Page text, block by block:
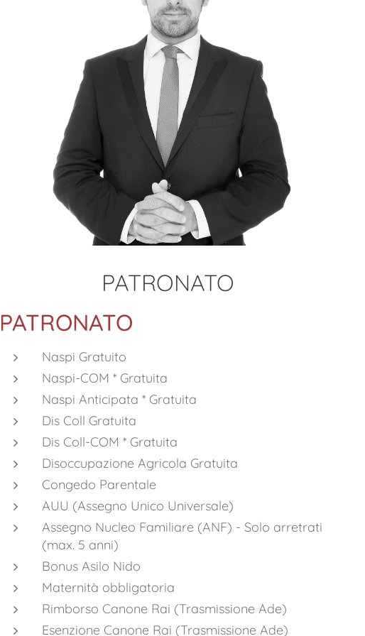
PATRONATO
PATRONATO
Naspi Gratuito
Naspi-COM * Gratuita
Naspi Anticipata * Gratuita
Dis Coll Gratuita
Dis Coll-COM * Gratuita
Disoccupazione Agricola Gratuita
Congedo Parentale
AUU (Assegno Unico Universale)
Assegno Nucleo Familiare (ANF) - Solo arretrati
(max. 5 anni)
Bonus Asilo Nido
Maternità obbligatoria
Rimborso Canone Rai (Trasmissione Ade)
Esenzione Canone Rai (Trasmissione Ade)